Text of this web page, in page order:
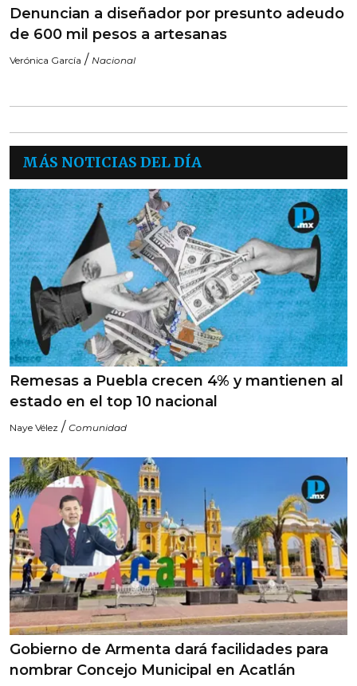
Denuncian a diseñador por presunto adeudo
de 600 mil pesos a artesanas
Verónica García / Nacional
MÁS NOTICIAS DEL DÍA
Remesas a Puebla crecen 4% y mantienen al
estado en el top 10 nacional
Naye Vélez / Comunidad
Gobierno de Armenta dará facilidades para
nombrar Concejo Municipal en Acatlán